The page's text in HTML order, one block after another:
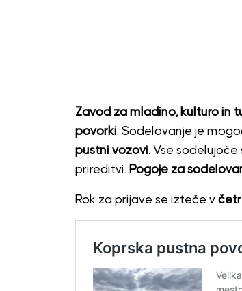
Zavod za mladino, kulturo in
povorki. Sodelovanje je
pustni vozovi. Vse
prireditvi. Pogoje za
Rok za prijave se izteče v